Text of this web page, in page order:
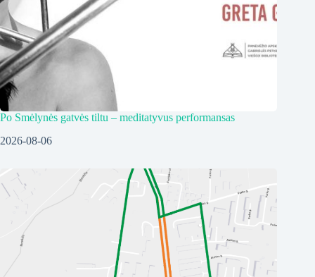
Po Smėlynės gatvės tiltu – meditatyvus performansas
2026-08-06